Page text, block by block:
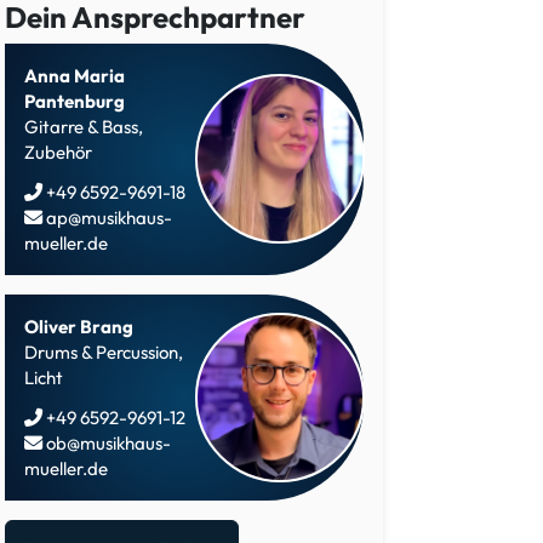
Dein Ansprechpartner
Anna Maria
Pantenburg
Gitarre & Bass,
Zubehör
+49 6592-9691-18
ap@musikhaus-
mueller.de
Oliver Brang
Drums & Percussion,
Licht
+49 6592-9691-12
ob@musikhaus-
mueller.de